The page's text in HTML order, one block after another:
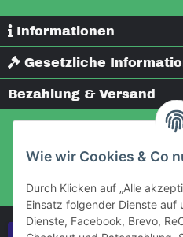
Wie wir Cookies & Co
Durch Klicken auf „Alle
Einsatz folgender Dienste auf
Dienste, Facebook, Brevo,
Informationen
Gesetzliche
Bezahlung & Versand